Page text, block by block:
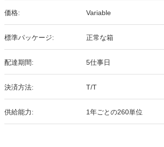
価格: Variable
標準パッケージ: 正常な箱
配達期間: 5仕事日
決済方法: T/T
供給能力: 1年ごとの260単位